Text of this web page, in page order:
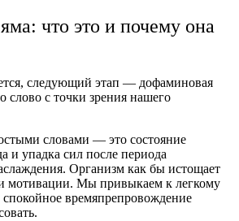
что это и почему она
следующий этап — дофаминовая
слово с точки зрения нашего
словами — это состояние
и упадка сил после периода
Организм как бы истощает
и мотивации. Мы привыкаем к легкому
времяпрепровождение